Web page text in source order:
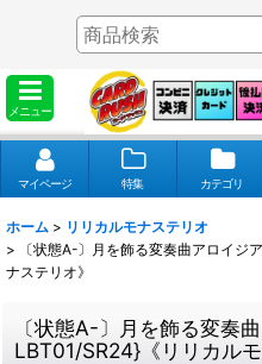
メニュー
マイページ 特集 カテゴリ
ホーム > リリカルモナステリオ
>
〔状態A-〕月を飾る変奏曲アロイジ
ナステリオ》
〔状態A-〕月を飾る変奏
LBT01/SR24}《リリカルモ